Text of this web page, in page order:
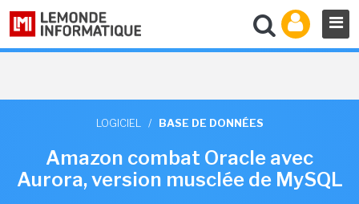
LOGICIEL / BASE DE DONNÉES
Amazon combat Oracle avec
Aurora, version musclée de MySQL